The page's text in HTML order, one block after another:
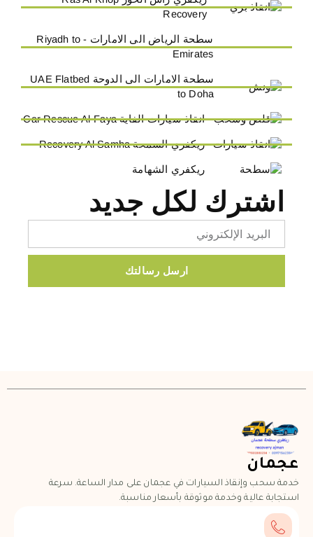
Recovery
سطحة الرياض الى الامارات - Riyadh to
Emirates
سطحة الامارات الى الدوحة UAE Flatbed
to Doha
انقاذ سيارات الفاية Car Rescue Al-Faya
ريكفري السمحة Recovery Al Samha
ريكفري الشهامة
اشترك لكل جديد
ارسل رسالتك
عجمان
خدمة سحب وإنقاذ السيارات في عجمان على مدار الساعة. سرعة
استجابة عالية وخدمة موثوقة بأسعار مناسبة.